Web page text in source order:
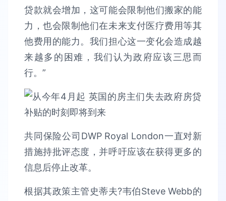
贷款就会增加，这可能会限制他们搬家的能
力，也会限制他们在未来支付医疗费用等其
他费用的能力。我们担心这一变化会造成越
来越多的困难，我们认为政府应该三思而
行。”
共同保险公司DWP Royal London一直对新
措施持批评态度，并呼吁应该在获得更多的
信息后停止改革。
根据其政策主管史蒂夫?韦伯Steve Webb的